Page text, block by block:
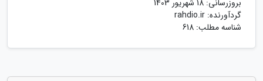
بروزرسانی: 18 شهریور 1403
گردآورنده: rahdio.ir
شناسه مطلب: 618